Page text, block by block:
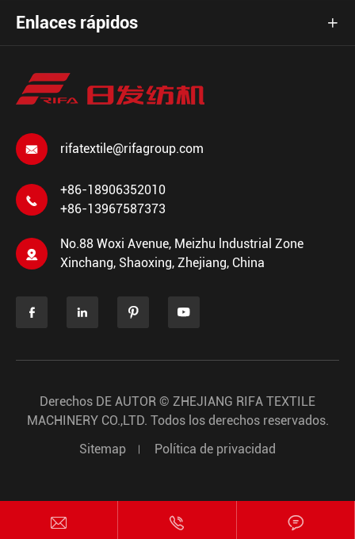
Enlaces rápidos 
 rifatextile@rifagroup.com

+86-18906352010
+86-13967587373

No.88 Woxi Avenue, Meizhu lndustrial Zone
Xinchang, Shaoxing, Zhejiang, China
   
Derechos DE AUTOR © ZHEJIANG RIFA TEXTILE
MACHINERY CO.,LTD. Todos los derechos reservados.
Sitemap
Política de privacidad
  